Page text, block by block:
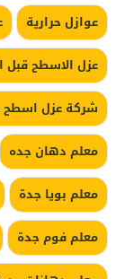
عوازل حرارية
عزل الاسطح قبل
شركة عزل اسطح
معلم دهان جده
معلم بويا جدة
معلم فوم جدة